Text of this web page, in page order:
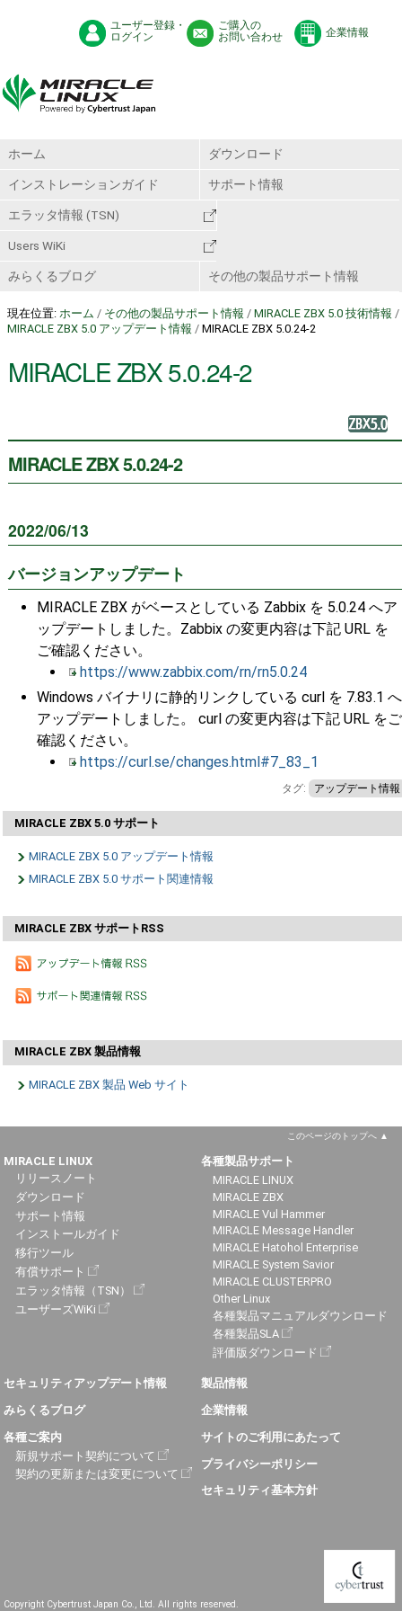
ユーザー登録・
ログイン
ご購入の
お問い合わせ
企業情報
ホーム ダウンロード
インストレーションガイド サポート情報
エラッタ情報 (TSN)
Users WiKi
みらくるブログ その他の製品サポート情報
現在位置: ホーム / その他の製品サポート情報 / MIRACLE ZBX 5.0 技術情報 /
MIRACLE ZBX 5.0 アップデート情報 / MIRACLE ZBX 5.0.24-2
MIRACLE ZBX 5.0.24-2
MIRACLE ZBX 5.0.24-2
2022/06/13
バージョンアップデート
MIRACLE ZBX がベースとしている Zabbix を 5.0.24 へア
ップデートしました。Zabbix の変更内容は下記 URL を
ご確認ください。
https://www.zabbix.com/rn/rn5.0.24
Windows バイナリに静的リンクしている curl を 7.83.1 へ
アップデートしました。 curl の変更内容は下記 URL をご
確認ください。
https://curl.se/changes.html#7_83_1
タグ: アップデート情報
MIRACLE ZBX 5.0 サポート
MIRACLE ZBX 5.0 アップデート情報
MIRACLE ZBX 5.0 サポート関連情報
MIRACLE ZBX サポートRSS
MIRACLE ZBX 製品情報
MIRACLE ZBX 製品 Web サイト
このページのトップへ
MIRACLE LINUX
リリースノート
ダウンロード
サポート情報
インストールガイド
移行ツール
有償サポート
エラッタ情報（TSN）
ユーザーズWiKi
各種製品サポート
MIRACLE LINUX
MIRACLE ZBX
MIRACLE Vul Hammer
MIRACLE Message Handler
MIRACLE Hatohol Enterprise
MIRACLE System Savior
MIRACLE CLUSTERPRO
Other Linux
各種製品マニュアルダウンロード
各種製品SLA
評価版ダウンロード
セキュリティアップデート情報
みらくるブログ
各種ご案内
新規サポート契約について
契約の更新または変更について
製品情報
企業情報
サイトのご利用にあたって
プライバシーポリシー
セキュリティ基本方針
Copyright Cybertrust Japan Co., Ltd. All rights reserved.